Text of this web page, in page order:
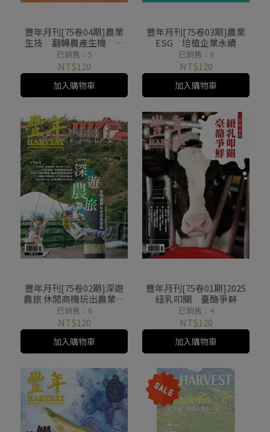
豐年月刊[75卷04期]農業
生技 翻轉農產生機 保
養保健好實力
已銷售：5
NT$120
加入購物車
豐年月刊[75卷03期]農業
ESG 培植企業永續
已銷售：3
NT$120
加入購物車
豐年月刊[75卷02期]深遊
農旅 休閒商機玩出農業價
值
已銷售：6
NT$120
加入購物車
豐年月刊[75卷01期]2025
紐乳叩關 臺酪爭鮮
已銷售：4
NT$120
加入購物車